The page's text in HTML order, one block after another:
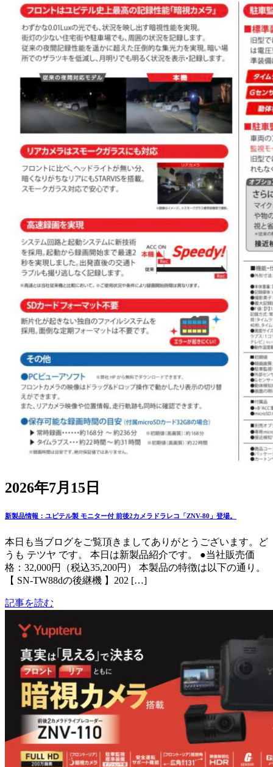
2026年7月15日
新製品情報：ユピテル製 モニター付 前後2カメラドラレコ「ZNV-80」登場。
本日も当ブログをご覧頂きましてありがとうございます。ど
うも テツヤ です。 本日は新製品紹介です。 ●当社販売価
格：32,000円（税込35,200円） 本製品の特徴は以下の通り。
【 SN-TW88dの後継機 】202 […]
記事を読む